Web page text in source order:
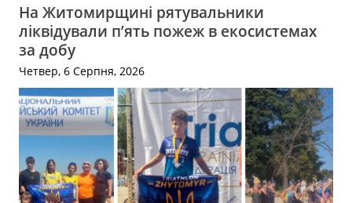
На Житомирщині рятувальники
ліквідували п’ять пожеж в екосистемах
за добу
Четвер, 6 Серпня, 2026